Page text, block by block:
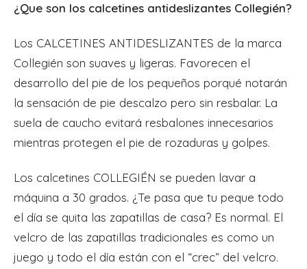
¿Que son los calcetines antideslizantes Collegién?
Los CALCETINES ANTIDESLIZANTES de la marca
Collegién son suaves y ligeras. Favorecen el
desarrollo del pie de los pequeños porqué notarán
la sensación de pie descalzo pero sin resbalar. La
suela de caucho evitará resbalones innecesarios
mientras protegen el pie de rozaduras y golpes.
Los calcetines COLLEGIÉN se pueden lavar a
máquina a 30 grados. ¿Te pasa que tu peque todo
el día se quita las zapatillas de casa? Es normal. El
velcro de las zapatillas tradicionales es como un
juego y todo el día están con el “crec” del velcro.